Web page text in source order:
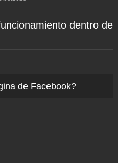
dentro de
de Facebook?